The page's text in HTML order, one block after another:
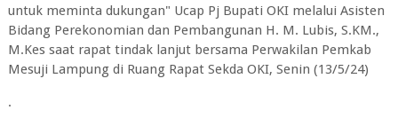
untuk meminta dukungan" Ucap Pj Bupati OKI melalui Asisten
Bidang Perekonomian dan Pembangunan H. M. Lubis, S.KM.,
M.Kes saat rapat tindak lanjut bersama Perwakilan Pemkab
Mesuji Lampung di Ruang Rapat Sekda OKI, Senin (13/5/24)
.